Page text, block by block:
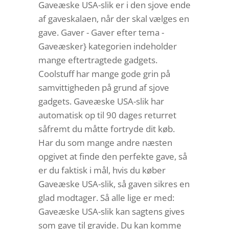
Gaveæske USA-slik er i den sjove ende
af gaveskalaen, når der skal vælges en
gave. Gaver - Gaver efter tema -
Gaveæsker} kategorien indeholder
mange eftertragtede gadgets.
Coolstuff har mange gode grin på
samvittigheden på grund af sjove
gadgets. Gaveæske USA-slik har
automatisk op til 90 dages returret
såfremt du måtte fortryde dit køb.
Har du som mange andre næsten
opgivet at finde den perfekte gave, så
er du faktisk i mål, hvis du køber
Gaveæske USA-slik, så gaven sikres en
glad modtager. Så alle lige er med:
Gaveæske USA-slik kan sagtens gives
som gave til gravide. Du kan komme